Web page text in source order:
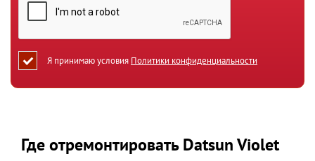
Я принимаю условия Политики конфиденциальности
Где отремонтировать Datsun Violet